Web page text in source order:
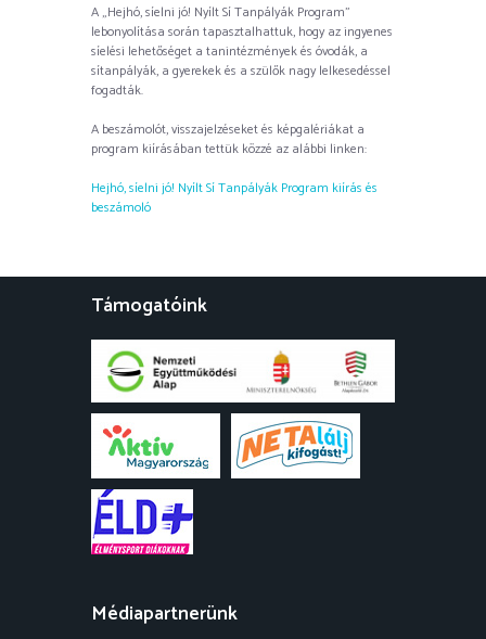
A „Hejhó, síelni jó! Nyílt Sí Tanpályák Program”
lebonyolítása során tapasztalhattuk, hogy az ingyenes
síelési lehetőséget a tanintézmények és óvodák, a
sítanpályák, a gyerekek és a szülők nagy lelkesedéssel
fogadták.
A beszámolót, visszajelzéseket és képgalériákat a
program kiírásában tettük közzé az alábbi linken:
Hejhó, síelni jó! Nyílt Sí Tanpályák Program kiírás és
beszámoló
Támogatóink
Médiapartnerünk